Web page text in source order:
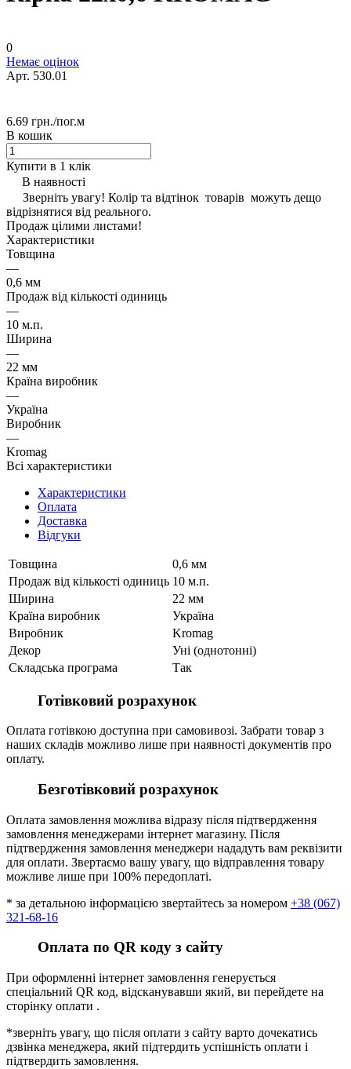
0
Немає оцінок
Арт. 530.01
6.69 грн./пог.м
В кошик
Купити в 1 клік
В наявності
Зверніть увагу! Колір та відтінок товарів можуть дещо
відрізнятися від реального.
Продаж цілими листами!
Характеристики
Товщина
—
0,6 мм
Продаж від кількості одиниць
—
10 м.п.
Ширина
—
22 мм
Країна виробник
—
Україна
Виробник
—
Kromag
Всі характеристики
Характеристики
Оплата
Доставка
Відгуки
Товщина
0,6 мм
Продаж від кількості одиниць 10 м.п.
Ширина
22 мм
Країна виробник
Україна
Виробник
Kromag
Декор
Уні (однотонні)
Складська програма
Так
Готівковий розрахунок
Оплата готівкою доступна при самовивозі. Забрати товар з
наших складів можливо лише при наявності документів про
оплату.
Безготівковий розрахунок
Оплата замовлення можлива відразу після підтвердження
замовлення менеджерами інтернет магазину. Після
підтвердження замовлення менеджери нададуть вам реквізити
для оплати. Звертаємо вашу увагу, що відправлення товару
можливе лише при 100% передоплаті.
* за детальною інформацією звертайтесь за номером +38 (067)
321-68-16
Оплата по QR коду з сайту
При оформленні інтернет замовлення генерується
спеціальний QR код, відсканувавши який, ви перейдете на
сторінку оплати .
*зверніть увагу, що після оплати з сайту варто дочекатись
дзвінка менеджера, який підтердить успішність оплати і
підтвердить замовлення.